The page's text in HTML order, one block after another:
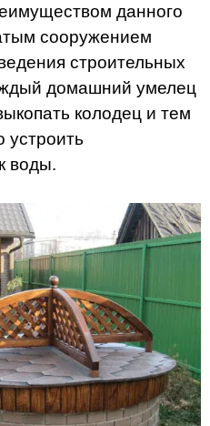
данного
сооружением
строительных
домашний умелец
колодец и тем
устроить
воды.